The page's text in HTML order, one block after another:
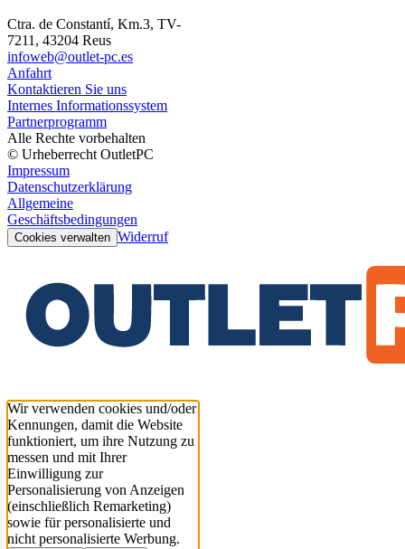
Ctra. de Constantí, Km.3, TV-
7211, 43204 Reus
infoweb@outlet-pc.es
Anfahrt
Kontaktieren Sie uns
Internes Informationssystem
Partnerprogramm
Alle Rechte vorbehalten
© Urheberrecht OutletPC
Impressum
Datenschutzerklärung
Allgemeine
Geschäftsbedingungen
Cookies verwalten Widerruf
Wir verwenden cookies und/oder
Kennungen, damit die Website
funktioniert, um ihre Nutzung zu
messen und mit Ihrer
Einwilligung zur
Personalisierung von Anzeigen
(einschließlich Remarketing)
sowie für personalisierte und
nicht personalisierte Werbung.